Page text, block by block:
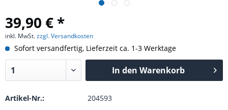
39,90 € *
inkl. MwSt.zzgl. Versandkosten
Sofort versandfertig, Lieferzeit ca. 1-3 Werktage
In den Warenkorb
Artikel-Nr.: 204593